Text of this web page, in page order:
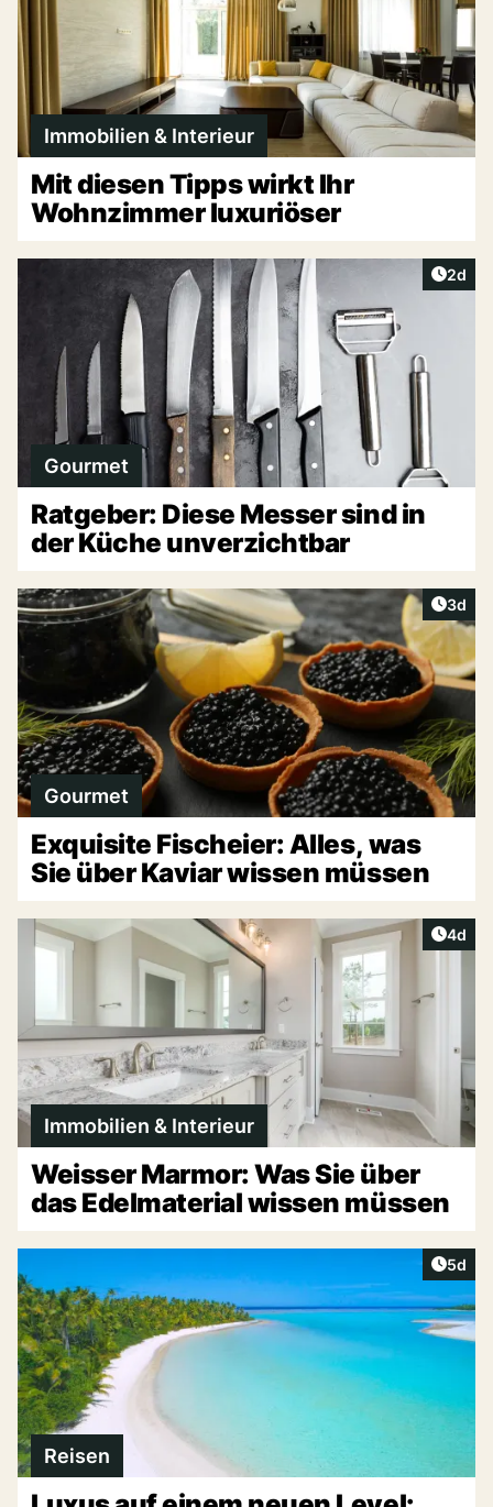
Immobilien & Interieur
Mit diesen Tipps wirkt Ihr
Wohnzimmer luxuriöser
2d
Gourmet
Ratgeber: Diese Messer sind in
der Küche unverzichtbar
3d
Gourmet
Exquisite Fischeier: Alles, was
Sie über Kaviar wissen müssen
4d
Immobilien & Interieur
Weisser Marmor: Was Sie über
das Edelmaterial wissen müssen
5d
Reisen